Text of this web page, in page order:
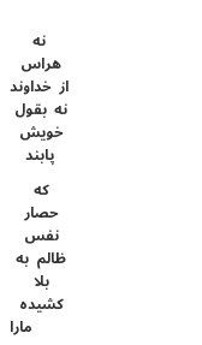
نه
هراس
از خداوند
نه بقول
خویش
پابند
که
حصار
نفس
ظالم به
بلا
کشیده